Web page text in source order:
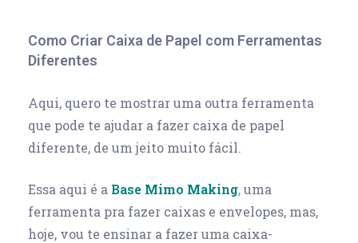
Como Criar Caixa de Papel com Ferramentas
Diferentes
Aqui, quero te mostrar uma outra ferramenta
que pode te ajudar a fazer caixa de papel
diferente, de um jeito muito fácil.
Essa aqui é a Base Mimo Making,uma
ferramenta pra fazer caixas e envelopes, mas,
hoje, vou te ensinar a fazer uma caixa-